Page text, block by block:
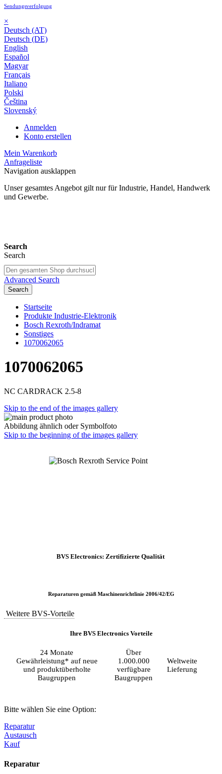
Sendungsverfolgung
×
Deutsch (AT)
Deutsch (DE)
English
Español
Magyar
Français
Italiano
Polski
Čeština
Slovenský
Anmelden
Konto erstellen
Mein Warenkorb
Anfrageliste
Navigation ausklappen
Unser gesamtes Angebot gilt nur für Industrie, Handel, Handwerk
und Gewerbe.
Search
Search
Advanced Search
Search
Startseite
Produkte Industrie-Elektronik
Bosch Rexroth/Indramat
Sonstiges
1070062065
1070062065
NC CARDRACK 2.5-8
Skip to the end of the images gallery
Abbildung ähnlich oder Symbolfoto
Skip to the beginning of the images gallery
BVS Electronics: Zertifizierte Qualität
Reparaturen gemäß Maschinenrichtlinie 2006/42/EG
Weitere BVS-Vorteile
Ihre BVS Electronics Vorteile
24 Monate
Gewährleistung* auf neue
und produktüberholte
Baugruppen
Über
1.000.000
verfügbare
Baugruppen
Weltweite
Lieferung
Bitte wählen Sie eine Option:
Reparatur
Austausch
Kauf
Reparatur